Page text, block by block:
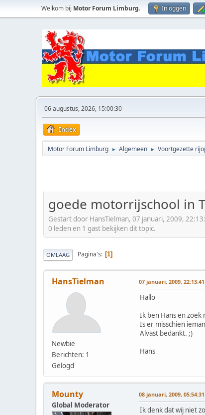
Welkom bij Motor Forum Limburg. Inloggen
06 augustus, 2026, 15:00:30
Index
Motor Forum Limburg ► Algemeen ► Voortgezette
goede motorrijschool in
Gestart door HansTielman, 07 januari, 2009,
0 leden en 1 gast bekijken dit topic.
OMLAAG Pagina's 1
HansTielman
Newbie
Berichten: 1
Gelogd
07 januari, 2009, 22:13:41
Hallo
Ik ben Hans en
Is er misschien
Alvast bedankt. ;)
Hans
Mounty
Global Moderator
08 januari, 2009, 05:54:31
Ik denk dat wij niet